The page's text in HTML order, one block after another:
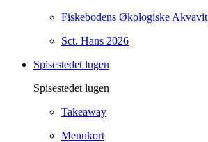
Fiskebodens Økologiske Akvavit
Sct. Hans 2026
Spisestedet lugen
Spisestedet lugen
Takeaway
Menukort